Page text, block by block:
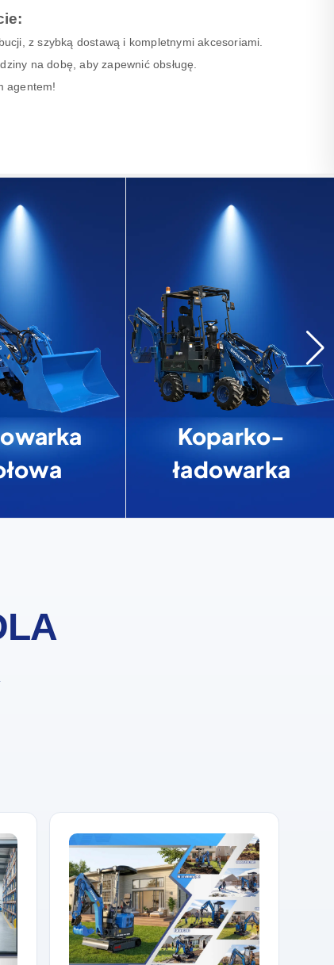
z szybką dostawą i kompletnymi akcesoriami.
na dobę, aby zapewnić obsługę.
agentem!
Koparko-
ładowarka